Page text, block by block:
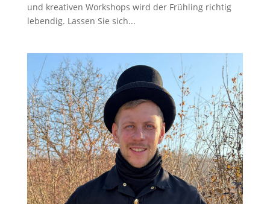
und kreativen Workshops wird der Frühling richtig
lebendig. Lassen Sie sich...